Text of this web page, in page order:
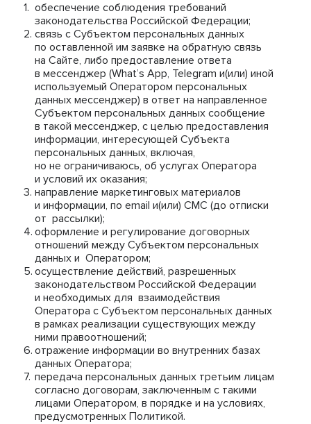
обеспечение соблюдения требований
законодательства Российской Федерации;
связь с Субъектом персональных данных
по оставленной им заявке на обратную связь
на Сайте, либо предоставление ответа
в мессенджер (What’s App, Telegram и(или) иной
используемый Оператором персональных
данных мессенджер) в ответ на направленное
Субъектом персональных данных сообщение
в такой мессенджер, с целью предоставления
информации, интересующей Субъекта
персональных данных, включая,
но не ограничиваюсь, об услугах Оператора
и условий их оказания;
направление маркетинговых материалов
и информации, по email и(или) СМС (до отписки
от рассылки);
оформление и регулирование договорных
отношений между Субъектом персональных
данных и Оператором;
осуществление действий, разрешенных
законодательством Российской Федерации
и необходимых для взаимодействия
Оператора с Субъектом персональных данных
в рамках реализации существующих между
ними правоотношений;
отражение информации во внутренних базах
данных Оператора;
передача персональных данных третьим лицам
согласно договорам, заключенным с такими
лицами Оператором, в порядке и на условиях,
предусмотренных Политикой.